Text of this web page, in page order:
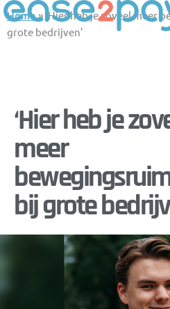
Ga
naar
de
Home» ‘Hier heb je zoveel meer
grote bedrijven’
‘Hier heb je
meer
bij grote